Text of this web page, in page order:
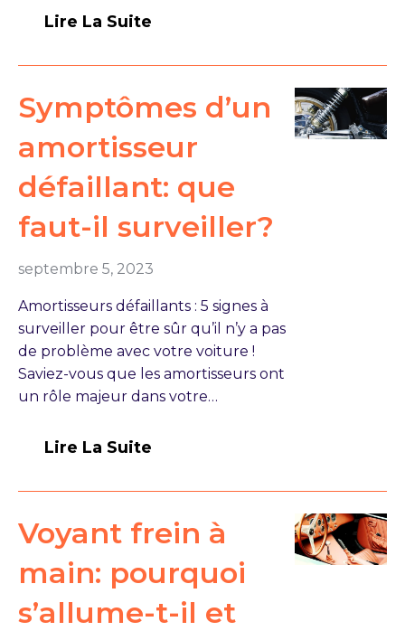
Lire La Suite
Symptômes d’un
amortisseur
défaillant: que
faut-il surveiller?
septembre 5, 2023
Amortisseurs défaillants : 5 signes à
surveiller pour être sûr qu’il n’y a pas
de problème avec votre voiture !
Saviez-vous que les amortisseurs ont
un rôle majeur dans votre…
Lire La Suite
Voyant frein à
main: pourquoi
s’allume-t-il et